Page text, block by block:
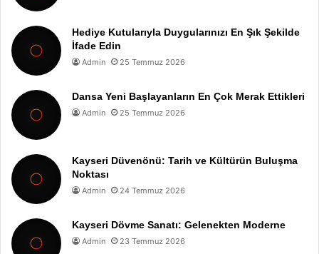
Hediye Kutularıyla Duygularınızı En Şık Şekilde
İfade Edin
Admin 25 Temmuz 2026
Dansa Yeni Başlayanların En Çok Merak Ettikleri
Admin 25 Temmuz 2026
Kayseri Düvenönü: Tarih ve Kültürün Buluşma
Noktası
Admin 24 Temmuz 2026
Kayseri Dövme Sanatı: Gelenekten Moderne
Admin 23 Temmuz 2026